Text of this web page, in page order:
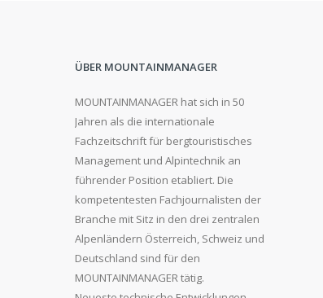
ÜBER MOUNTAINMANAGER
MOUNTAINMANAGER hat sich in 50
Jahren als die internationale
Fachzeitschrift für bergtouristisches
Management und Alpintechnik an
führender Position etabliert. Die
kompetentesten Fachjournalisten der
Branche mit Sitz in den drei zentralen
Alpenländern Österreich, Schweiz und
Deutschland sind für den
MOUNTAINMANAGER tätig.